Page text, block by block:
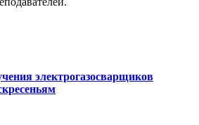
электрогазосварщиков